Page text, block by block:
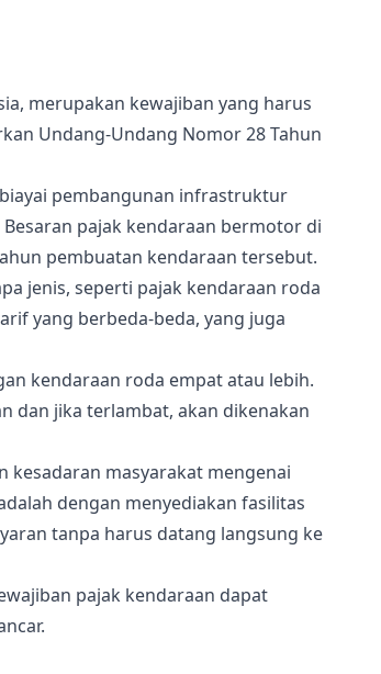
merupakan kewajiban yang harus
Undang-Undang Nomor 28 Tahun
pembangunan infrastruktur
pajak kendaraan bermotor di
pembuatan kendaraan tersebut.
jenis, seperti pajak kendaraan roda
yang berbeda-beda, yang juga
kendaraan roda empat atau lebih.
dan jika terlambat, akan dikenakan
kesadaran masyarakat mengenai
dengan menyediakan fasilitas
tanpa harus datang langsung ke
pajak kendaraan dapat